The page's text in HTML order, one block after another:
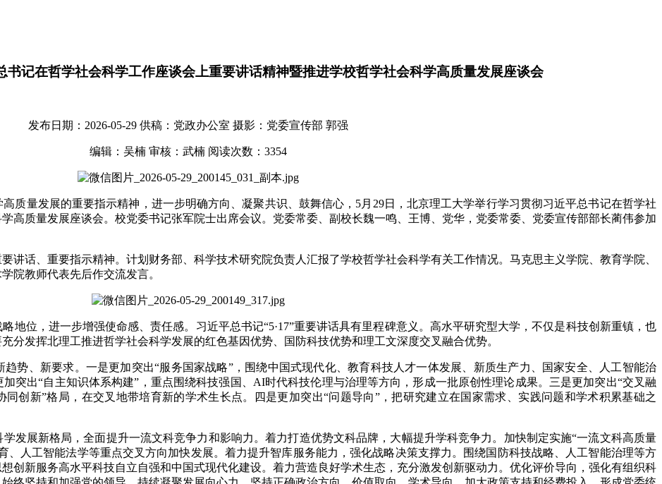
书记在哲学社会科学工作座谈会上重要讲话精神暨推进学校哲学社会科学高质量发展座谈会
发布日期：2026-05-29 供稿：党政办公室 摄影：党委宣传部 郭强
编辑：吴楠 审核：武楠 阅读次数： 3354
质量发展的重要指示精神，进一步明确方向、凝聚共识、鼓舞信心，5月29日，北京理工大学举行学习贯彻习近平总书记在哲学社
高质量发展座谈会。校党委书记张军院士出席会议。党委常委、副校长魏一鸣、王博、党华，党委常委、党委宣传部部长蔺伟参加
讲话、重要指示精神。计划财务部、科学技术研究院负责人汇报了学校哲学社会科学有关工作情况。马克思主义学院、教育学院、
院教师代表先后作交流发言。
地位，进一步增强使命感、责任感。习近平总书记“5·17”重要讲话具有里程碑意义。高水平研究型大学，不仅是科技创新重镇，也
分发挥北理工推进哲学社会科学发展的红色基因优势、国防科技优势和理工文深度交叉融合优势。
势、新要求。一是更加突出“服务国家战略”，围绕中国式现代化、教育科技人才一体发展、新质生产力、国家安全、人工智能治
突出“自主知识体系构建”，重点围绕科技强国、AI时代科技伦理与治理等方向，形成一批原创性理论成果。三是更加突出“交叉融
创新”格局，在交叉地带培育新的学术生长点。四是更加突出“问题导向”，把研究建立在国家需求、实践问题和学术积累基础之
发展新格局，全面提升一流文科竞争力和影响力。着力打造优势文科品牌，大幅提升学科竞争力。加快制定实施“一流文科高质量
、人工智能法学等重点交叉方向加快发展。着力提升智库服务能力，强化战略决策支撑力。围绕国防科技战略、人工智能治理等方
创新服务高水平科技自立自强和中国式现代化建设。着力营造良好学术生态，充分激发创新驱动力。优化评价导向，强化有组织科